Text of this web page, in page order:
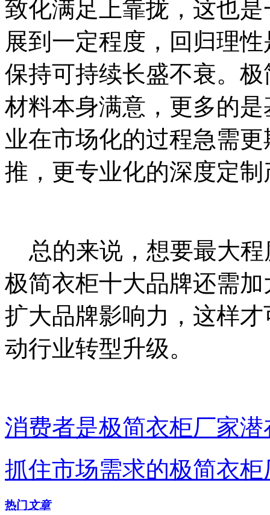
致化满足上靠拢，这也
展到一定程度，回归理
保持可持续长盛不衰。
材料本身满意，更多的
业在市场化的过程急需
推，更专业化的深度定
总的来说，想要最大程
极简衣柜十大品牌还需
扩大品牌影响力，这样
动行业转型升级。
消费者是极简衣柜厂家潜
抓住市场需求的极简衣
热门文章